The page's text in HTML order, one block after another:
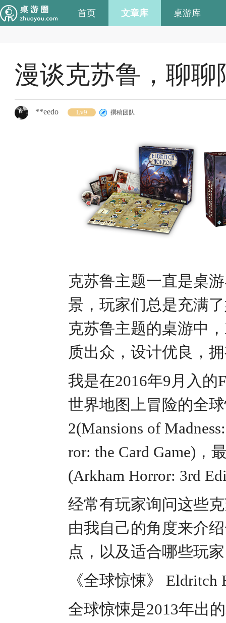
首页 文章库 桌游库
漫谈克苏鲁，聊聊
**eedo Lv9 撰稿团队
克苏鲁主题一直是桌
景，玩家们总是充满
克苏鲁主题的桌游中
质出众，设计优良，
我是在2016年9月入的
世界地图上冒险的全
2(Mansions of
ror: the Card Game)
(Arkham Horror: 3rd
经常有玩家询问这些
由我自己的角度来介
点，以及适合哪些玩
《全球惊悚》 Eldritch
全球惊悚是2013年出